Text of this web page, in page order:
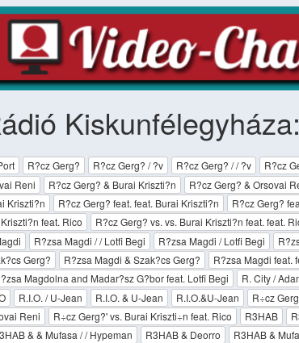
Kiskunfélegyháza:
R?cz Gerg? R?cz Gerg? / ?v R?cz Gerg? / / ?v R?cz
Reni
R?cz Gerg? & Burai Kriszti?n R?cz Gerg? & Orsovai
Kriszti?n
R?cz Gerg? feat. feat. Burai Kriszti?n R?cz Gerg?
feat. Rico
R?cz Gerg? vs. vs. Burai Kriszti?n feat. feat.
R?zsa Magdi / / Lotfi Begi R?zsa Magdi / Lotfi Begi
Gerg?
R?zsa Magdi & Szak?cs Gerg? R?zsa Magdi feat.
Magdolna and Madar?sz G?bor feat. Lotfi Begi R. City /
R.I.O. / U-Jean R.I.O. & U-Jean R.I.O.&U-Jean R÷cz
Reni
R÷cz Gerg?' vs. Burai Kriszti÷n feat. Rico R3HAB
& & Mufasa / / Hypeman R3HAB & Deorro R3HAB &